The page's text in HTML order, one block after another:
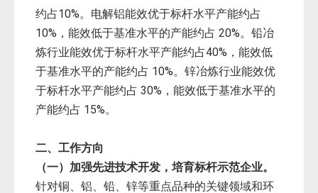
约占10%。电解铝能效优于标杆水平产能约占
10%，能效低于基准水平的产能约占 20%。铅冶
炼行业能效优于标杆水平产能约占40%，能效低
于基准水平的产能约占 10%。锌冶炼行业能效优
于标杆水平产能约占 30%，能效低于基准水平的
产能约占 15%。
二、工作方向
（一）加强先进技术开发，培育标杆示范企业。
针对铜、铝、铅、锌等重点品种的关键领域和环